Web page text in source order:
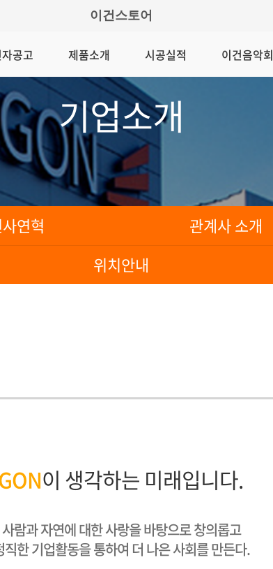
이건스토어
공고 제품소개 시공실적 이건음악회
기업소개
연혁 관계사 소개
위치안내
이 생각하는 미래입니다.
사람과 자연에 대한 사랑을 바탕으로 창의롭고
직한 기업활동을 통하여 더 나은 사회를 만든다.